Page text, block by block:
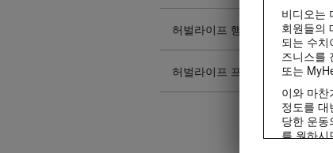
비디오는
회원들의
되는 수
즈니스를
또는
이와 마
정도를
당한 운
를 원하시
허벌라이프 행사
허벌라이프 프로모션